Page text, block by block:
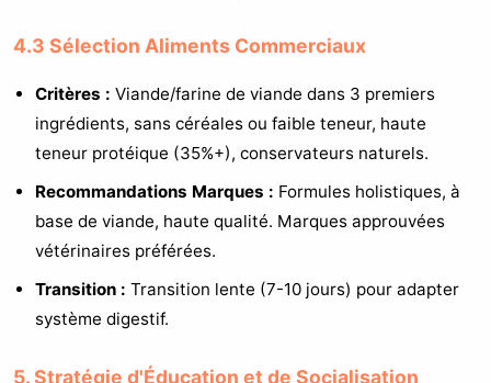
4.3 Sélection Aliments Commerciaux
Critères : Viande/farine de viande dans 3 premiers
ingrédients, sans céréales ou faible teneur, haute
teneur protéique (35%+), conservateurs naturels.
Recommandations Marques : Formules holistiques, à
base de viande, haute qualité. Marques approuvées
vétérinaires préférées.
Transition : Transition lente (7-10 jours) pour adapter
système digestif.
5. Stratégie d'Éducation et de Socialisation